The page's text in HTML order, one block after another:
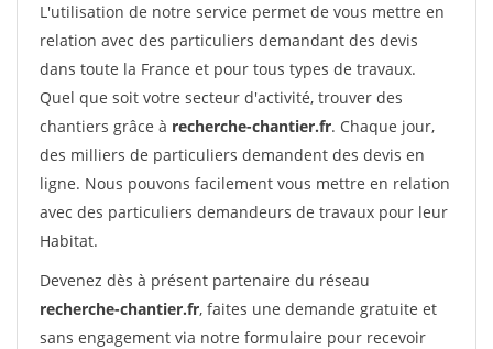
L'utilisation de notre service permet de vous mettre en
relation avec des particuliers demandant des devis
dans toute la France et pour tous types de travaux.
Quel que soit votre secteur d'activité, trouver des
chantiers grâce à recherche-chantier.fr. Chaque jour,
des milliers de particuliers demandent des devis en
ligne. Nous pouvons facilement vous mettre en relation
avec des particuliers demandeurs de travaux pour leur
Habitat.
Devenez dès à présent partenaire du réseau
recherche-chantier.fr, faites une demande gratuite et
sans engagement via notre formulaire pour recevoir